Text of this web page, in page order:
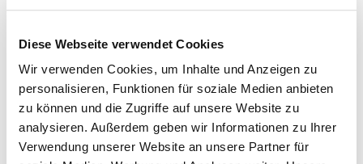
Diese Webseite verwendet Cookies
Wir verwenden Cookies, um Inhalte und Anzeigen zu
personalisieren, Funktionen für soziale Medien anbieten
zu können und die Zugriffe auf unsere Website zu
analysieren. Außerdem geben wir Informationen zu Ihrer
Verwendung unserer Website an unsere Partner für
ab25 5,75 €*
ab50 5,35 €*
Preise inkl. MwSt.zzgl. Versandkosten
Lieferzeit: 4 - 8 Werktage
Produkt Anzahl: Gib den gewünschten